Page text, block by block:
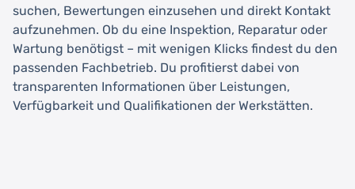
suchen, Bewertungen einzusehen und direkt Kontakt
aufzunehmen. Ob du eine Inspektion, Reparatur oder
Wartung benötigst – mit wenigen Klicks findest du den
passenden Fachbetrieb. Du profitierst dabei von
transparenten Informationen über Leistungen,
Verfügbarkeit und Qualifikationen der Werkstätten.